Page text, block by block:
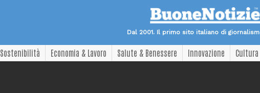
Dal 2001. Il primo sito italiano di
Sostenibilità Economia & Lavoro Salute & Benessere Innovazione Cultura